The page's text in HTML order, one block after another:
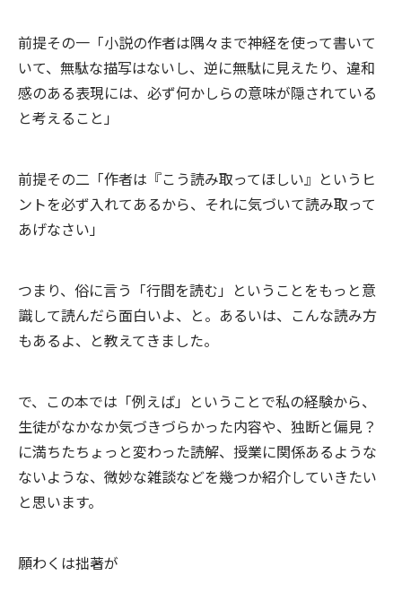
前提その一「小説の作者は隅々まで神経を使って書いて
いて、無駄な描写はないし、逆に無駄に見えたり、違和
感のある表現には、必ず何かしらの意味が隠されている
と考えること」
前提その二「作者は『こう読み取ってほしい』というヒ
ントを必ず入れてあるから、それに気づいて読み取って
あげなさい」
つまり、俗に言う「行間を読む」ということをもっと意
識して読んだら面白いよ、と。あるいは、こんな読み方
もあるよ、と教えてきました。
で、この本では「例えば」ということで私の経験から、
生徒がなかなか気づきづらかった内容や、独断と偏見？
に満ちたちょっと変わった読解、授業に関係あるような
ないような、微妙な雑談などを幾つか紹介していきたい
と思います。
願わくは拙著が